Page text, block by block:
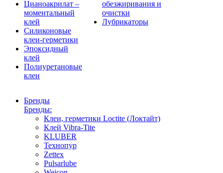
Цианоакрилат –
моментальный
клей
Силиконовые
клеи-герметики
Эпоксидный
клей
Полиуретановые
клеи
обезжиривания и
очистки
Лубрикаторы
Бренды
Бренды:
Клеи, герметики Loctite (Локтайт)
Клей Vibra-Tite
KLUBER
Технопур
Zettex
Pulsarlube